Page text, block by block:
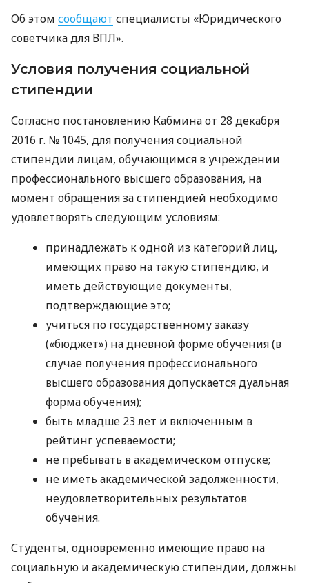
Об этом сообщают специалисты «Юридического
советчика для ВПЛ».
Условия получения социальной
стипендии
Согласно постановлению Кабмина от 28 декабря
2016 г. № 1045, для получения социальной
стипендии лицам, обучающимся в учреждении
профессионального высшего образования, на
момент обращения за стипендией необходимо
удовлетворять следующим условиям:
принадлежать к одной из категорий лиц,
имеющих право на такую ​​стипендию, и
иметь действующие документы,
подтверждающие это;
учиться по государственному заказу
(«бюджет») на дневной форме обучения (в
случае получения профессионального
высшего образования допускается дуальная
форма обучения);
быть младше 23 лет и включенным в
рейтинг успеваемости;
не пребывать в академическом отпуске;
не иметь академической задолженности,
неудовлетворительных результатов
обучения.
Студенты, одновременно имеющие право на
социальную и академическую стипендии, должны